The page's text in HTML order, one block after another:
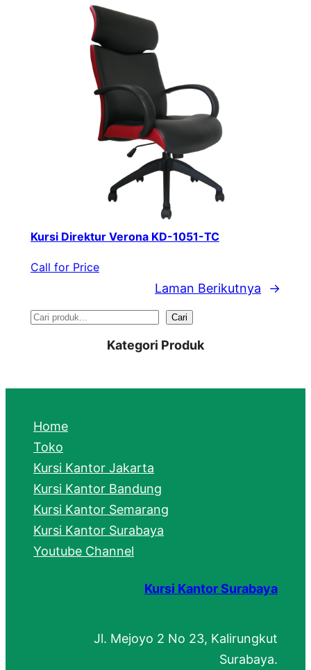
Kursi Direktur Verona KD-1051-TC
Call for Price
Laman Berikutnya →
S
r
h
Cari
Kategori Produk
Home
Toko
Kursi Kantor Jakarta
Kursi Kantor Bandung
Kursi Kantor Semarang
Kursi Kantor Surabaya
Youtube Channel
Kursi Kantor Surabaya
Jl. Mejoyo 2 No 23, Kalirungkut
Surabaya.